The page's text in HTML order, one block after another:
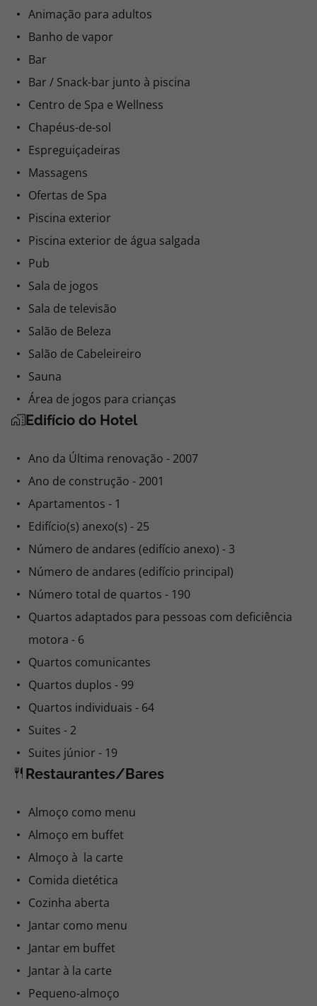
Animação para adultos
Banho de vapor
Bar
Bar / Snack-bar junto à piscina
Centro de Spa e Wellness
Chapéus-de-sol
Espreguiçadeiras
Massagens
Ofertas de Spa
Piscina exterior
Piscina exterior de água salgada
Pub
Sala de jogos
Sala de televisão
Salão de Beleza
Salão de Cabeleireiro
Sauna
Área de jogos para crianças
Edifício do Hotel
Ano da Última renovação - 2007
Ano de construção - 2001
Apartamentos - 1
Edifício(s) anexo(s) - 25
Número de andares (edifício anexo) - 3
Número de andares (edifício principal)
Número total de quartos - 190
Quartos adaptados para pessoas com deficiência
motora - 6
Quartos comunicantes
Quartos duplos - 99
Quartos individuais - 64
Suites - 2
Suites júnior - 19
Restaurantes/Bares
Almoço como menu
Almoço em buffet
Almoço à la carte
Comida dietética
Cozinha aberta
Jantar como menu
Jantar em buffet
Jantar à la carte
Pequeno-almoço